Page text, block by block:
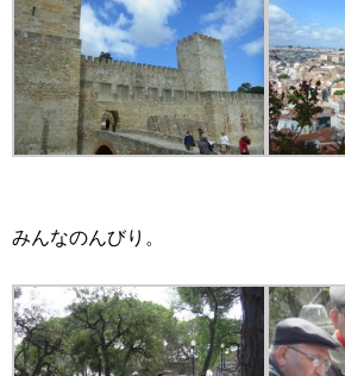
みんなのんびり。